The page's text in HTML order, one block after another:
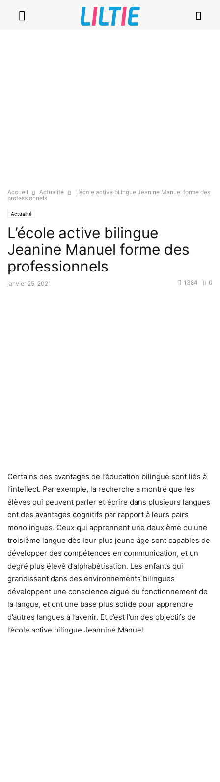
Accueil Actualité
L’école active bilingue Jeanine Manuel forme des
professionnels
Actualité
L’école active bilingue
Jeanine Manuel forme des
professionnels
janvier 25, 2021 0
1384
Certains des avantages de l’éducation bilingue sont liés à
l’intellect. Par exemple, la recherche a montré que les
élèves qui peuvent parler et écrire dans plusieurs langues
ont des avantages cognitifs par rapport à leurs pairs
monolingues. Ceux qui apprennent une deuxième ou une
troisième langue dès leur plus jeune âge sont capables de
développer des compétences en communication, et un
degré plus élevé d’alphabétisation. Les enfants qui
grandissent dans des environnements bilingues
développent une conscience aiguë du fonctionnement de
la langue, et ont une base plus solide pour apprendre
d’autres langues à l’avenir. Et c’est l’un des objectifs de
l’école active bilingue Jeannine Manuel.